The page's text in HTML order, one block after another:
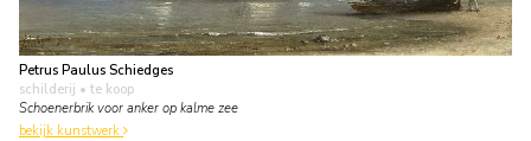
Petrus Paulus Schiedges
schilderij • te koop
Schoenerbrik voor anker op kalme zee
bekijk kunstwerk